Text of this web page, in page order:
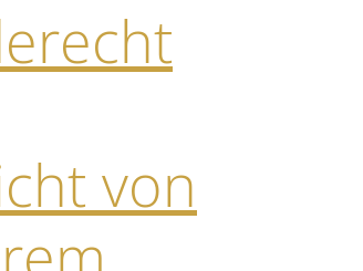
von